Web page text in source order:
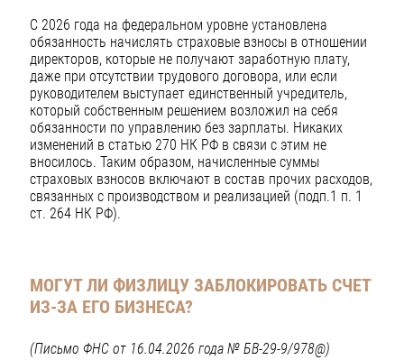
С 2026 года на федеральном уровне установлена
обязанность начислять страховые взносы в отношении
директоров, которые не получают заработную плату,
даже при отсутствии трудового договора, или если
руководителем выступает единственный учредитель,
который собственным решением возложил на себя
обязанности по управлению без зарплаты. Никаких
изменений в статью 270 НК РФ в связи с этим не
вносилось. Таким образом, начисленные суммы
страховых взносов включают в состав прочих расходов,
связанных с производством и реализацией (подп.1 п. 1
ст. 264 НК РФ).
МОГУТ ЛИ ФИЗЛИЦУ ЗАБЛОКИРОВАТЬ СЧЕТ
ИЗ-ЗА ЕГО БИЗНЕСА?
(Письмо ФНС от 16.04.2026 года № БВ-29-9/978@)